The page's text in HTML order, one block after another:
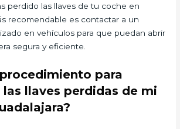
perdido las llaves de tu coche en
recomendable es contactar a un
en vehículos para que puedan abrir
segura y eficiente.
para
llaves perdidas de mi